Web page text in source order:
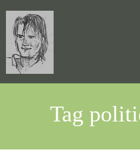
Tag